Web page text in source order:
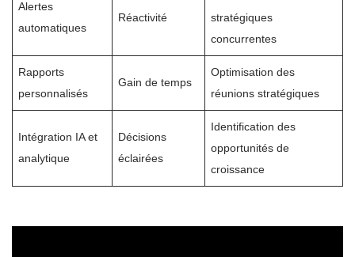
Alertes
automatiques
Réactivité
stratégiques
concurrentes
Rapports
personnalisés
Gain de temps
Optimisation des
réunions stratégiques
Intégration IA et
analytique
Décisions
éclairées
Identification des
opportunités de
croissance